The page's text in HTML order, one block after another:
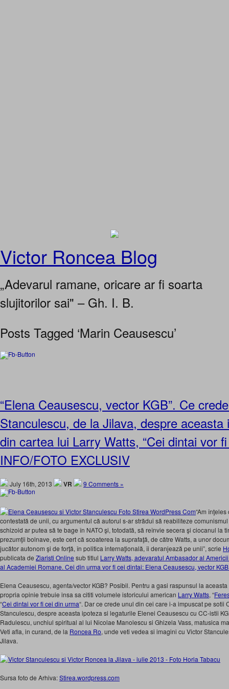
Victor Roncea Blog
„Adevarul ramane, oricare ar fi soarta
slujitorilor sai" – Gh. I. B.
Posts Tagged ‘Marin Ceausescu’
“Elena Ceausescu, vector KGB”. Ce
Stanculescu, de la Jilava, despre
din cartea lui Larry Watts, “Cei dintai vor
INFO/FOTO EXCLUSIV
July 16th, 2013 VR 9 Comments »
“Am
contestată de unii, cu argumentul că autorul s-ar strădui să reabiliteze
schizoid ar putea să te bage în NATO şi, totodată, să reînvie secera şi ciocanul la
prezumţii bolnave, este cert că scoaterea la suprafaţă, de către Watts, a unor
jucător autonom şi de forţă, în politica internaţională, îi deranjează pe unii”, scrie
publicata de Ziaristi Online sub titlul Larry Watts, adevaratul Ambasador al
al Academiei Romane. Cei din urma vor fi cei dintai: Elena Ceausescu, vector
Elena Ceausescu, agenta/vector KGB? Posibil. Pentru a gasi raspunsul la
propria opinie trebuie insa sa cititi volumele istoricului american Larry Watts, “
“Cei dintai vor fi cei din urma“. Dar ce crede unul din cei care i-a impuscat pe sotii
Stanculescu, despre aceasta ipoteza si legaturile Elenei Ceausescu cu CC-istii
Radulescu, unchiul spiritual al lui Nicolae Manolescu si Ghizela Vass, matusica
Veti afla, in curand, de la Roncea Ro, unde veti vedea si imagini cu Victor
Jilava.
Sursa foto de Arhiva:Stirea.wordpress.com